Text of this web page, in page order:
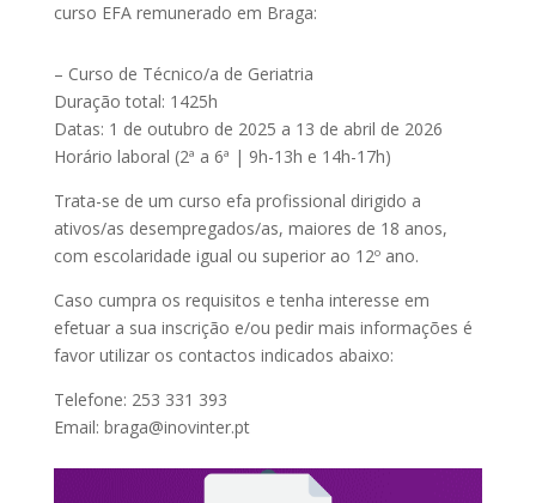
curso EFA remunerado em Braga:
– Curso de Técnico/a de Geriatria
Duração total: 1425h
Datas: 1 de outubro de 2025 a 13 de abril de 2026
Horário laboral (2ª a 6ª | 9h-13h e 14h-17h)
Trata-se de um curso efa profissional dirigido a
ativos/as desempregados/as, maiores de 18 anos,
com escolaridade igual ou superior ao 12º ano.
Caso cumpra os requisitos e tenha interesse em
efetuar a sua inscrição e/ou pedir mais informações é
favor utilizar os contactos indicados abaixo:
Telefone: 253 331 393
Email: braga@inovinter.pt